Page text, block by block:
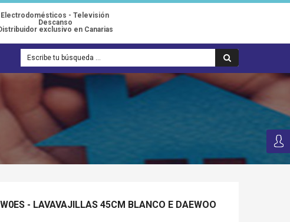
Electrodomésticos - Televisión
Descanso
exclusivo en Canarias
- LAVAVAJILLAS 45CM BLANCO E DAEWOO